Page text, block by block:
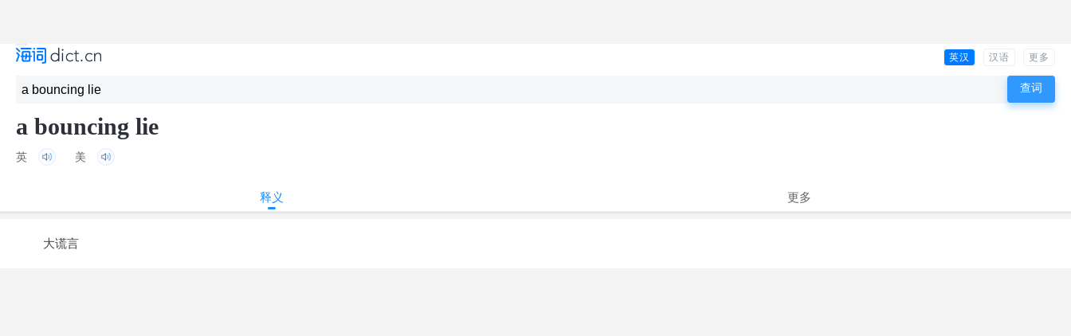
英汉 汉语 更多
a bouncing lie
英 美
释义 更多
大谎言